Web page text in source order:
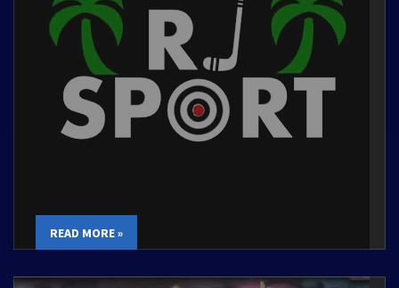
READ MORE »